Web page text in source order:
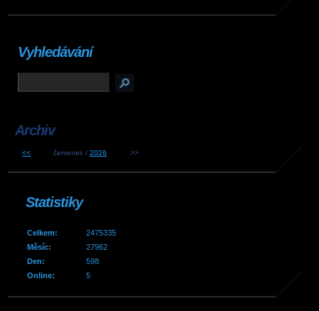
Vyhledávání
Archiv
<< červenec /2026 >>
Statistiky
Online: 5
Celkem:
2475335
Měsíc:
27962
Den:
598